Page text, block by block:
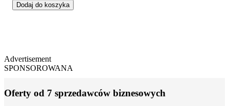
Dodaj do koszyka
Advertisement
SPONSOROWANA
Oferty od 7 sprzedawców biznesowych